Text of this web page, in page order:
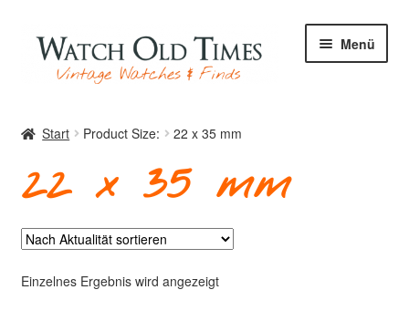
Zur
Navigation
springen
Zum
Inhalt
springen
Menü
Uhren
Start Product Size: 22 x 35 mm
22 x 35 mm
Einzelnes Ergebnis wird angezeigt